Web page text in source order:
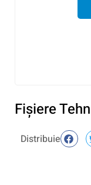
Fişiere
Distribuie